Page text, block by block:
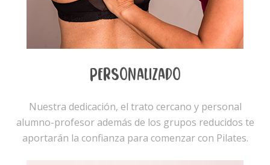
PERSONALIZADO
Nuestra dedicación, el trato cercano y personal
alumno-profesor además de los grupos reducidos te
aportarán la confianza para comenzar con Pilates.